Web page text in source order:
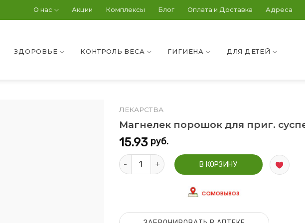
О нас Акции Комплексы Блог Оплата и Доставка Адреса
ЗДОРОВЬЕ КОНТРОЛЬ ВЕСА ГИГИЕНА ДЛЯ ДЕТЕЙ
ЛЕКАРСТВА
Магнелек порошок для приг.
15.93 руб.
Количество Магнелек порошок для приг. суспензии
В КОРЗИНУ